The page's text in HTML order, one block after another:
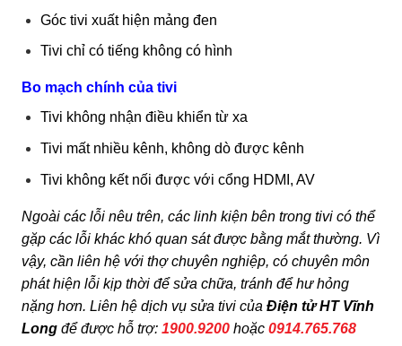
Góc tivi xuất hiện mảng đen
Tivi chỉ có tiếng không có hình
Bo mạch chính của tivi
Tivi không nhận điều khiển từ xa
Tivi mất nhiều kênh, không dò được kênh
Tivi không kết nối được với cổng HDMI, AV
Ngoài các lỗi nêu trên, các linh kiện bên trong tivi có thể
gặp các lỗi khác khó quan sát được bằng mắt thường. Vì
vậy, cần liên hệ với thợ chuyên nghiệp, có chuyên môn
phát hiện lỗi kịp thời để sửa chữa, tránh để hư hỏng
nặng hơn. Liên hệ dịch vụ sửa tivi của Điện tử HT Vĩnh
Long để được hỗ trợ: 1900.9200 hoặc 0914.765.768